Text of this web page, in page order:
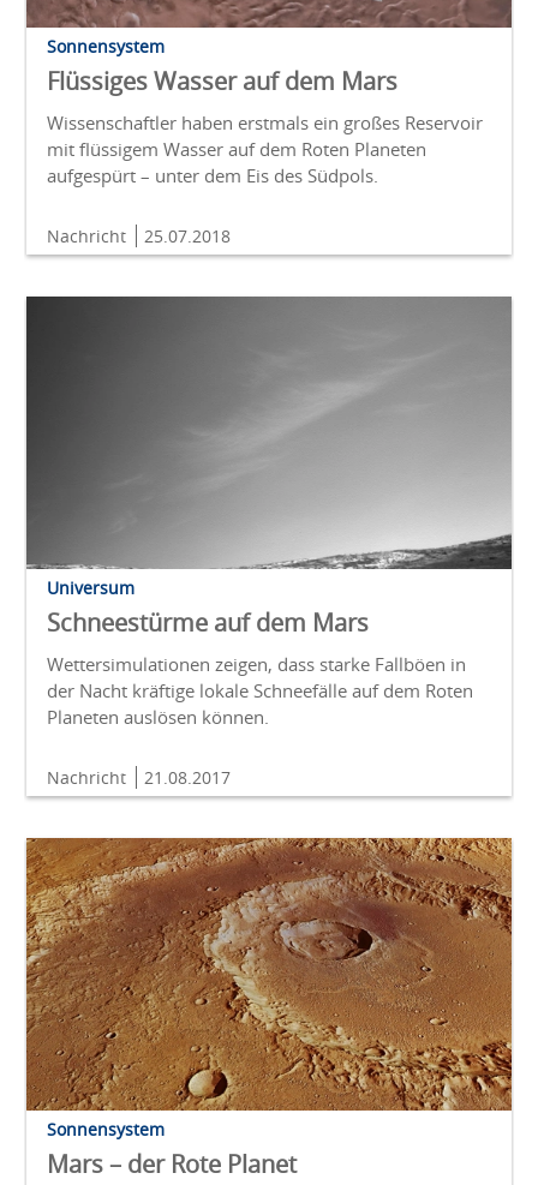
Sonnensystem
Flüssiges Wasser auf dem Mars
Wissenschaftler haben erstmals ein großes Reservoir
mit flüssigem Wasser auf dem Roten Planeten
aufgespürt – unter dem Eis des Südpols.
Nachricht 25.07.2018
Universum
Schneestürme auf dem Mars
Wettersimulationen zeigen, dass starke Fallböen in
der Nacht kräftige lokale Schneefälle auf dem Roten
Planeten auslösen können.
Nachricht 21.08.2017
Sonnensystem
Mars – der Rote Planet